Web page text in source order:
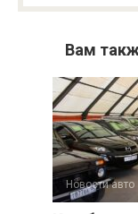
Вам
Новости авто